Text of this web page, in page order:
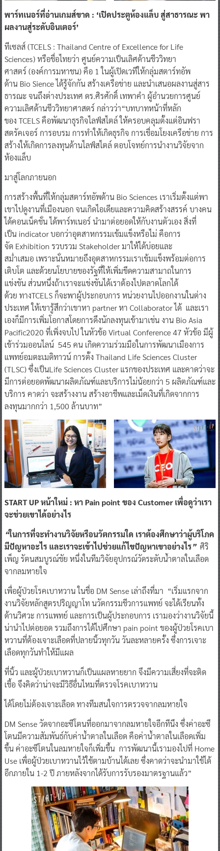
พาร์ทเนอร์ที่อ่านเกมส์ขาด : ‘เปิดประตูห้องแล็บสู่สาธารณะ พา
ผลงานสู่ระดับอินเตอร์’
ทีเซลส์ (TCELS : Thailand Centre of Excellence for Life
Sciences) หรือชื่อไทยว่า ศูนย์ความเป็นเลิศด้านชีววิทยา
ศาสตร์ (องค์การมหาชน) คือ 1 ในผู้เปิดเวทีให้กลุ่มสตาร์ทอัพ
ด้าน Bio Sience ได้รู้จักกัน สร้างเครือข่าย และนำเสนอผลงานสู่สาร
ธารณะ จนถึงต่างประเทศ ดร.ศิรศักดิ์ เทพาคำ ผู้อำนวยการศูนย์
ความเลิศด้านชีววิทยาศาสตร์ กล่าวว่า“บทบาทหน้าที่หลัก
ของ TCELS คือพัฒนาธุรกิจไลฟ์สไตล์ ให้ครอบคลุมตั้งแต่อินฟรา
สตรัคเจอร์ การอบรม การทำให้เกิดธุรกิจ การเชื่อมโยงเครือข่าย การ
สร้างให้เกิดการลงทุนด้านไลฟ์สไตล์ ตอบโจทย์การนำงานวิจัยจาก
ห้องแล็บ
มาสู่โลกภายนอก
การสร้างพื้นที่ให้กลุ่มสตาร์ทอัพด้าน Bio Sciences เราเริ่มตั้งแต่พา
เขาไปดูงานที่เมืองนอก จนเกิดไอเดียและความคิดสร้างสรรค์ บางคน
ได้คอนเน็คชั่น ได้พาร์ทเนอร์ นำมาต่อยอดให้กับงานตัวเอง สิ่งที่
เป็น indicator บอกว่าอุตสาหกรรมเข้มแข็งหรือไม่ คือการ
จัด Exhibition รวบรวม Stakeholder มาให้ได้บ่อยและ
สม่ำเสมอ เพราะนั่นหมายถึงอุตสาหกรรมเราเข้มแข็งพร้อมต่อการ
เติบโต และด้วยนโยบายของรัฐที่ให้เพิ่มขีดความสามาถในการ
แข่งขัน ส่วนหนึ่งถ้าเราจะแข่งขันได้เราต้องไปตลาดโลกได้
ด้วย ทางTCELS ก็จะพาผู้ประกอบการ หน่วยงานไปออกงานในต่าง
ประเทศ ให้เขารู้สึกว่าเขาหา partner หา Collaborator ได้ และเรา
เองก็มีการเพิ่มโอกาสโดยการดึงนักลงทุนเข้ามาเช่น งาน Bio Asia
Pacific2020 ที่เพิ่งจบไป ในหัวข้อ Virtual Conference 47 หัวข้อ มีผู้
เข้าร่วมออนไลน์ 545 คน เกิดความร่วมมือในการพัฒนาเมืองการ
แพทย์อมตะเมดิทาวน์ การตั้ง Thailand Life Sciences Cluster
(TLSC) ซึ่งเป็นLife Sciences Cluster แรกของประเทศ และคาดว่าจะ
มีการต่อยอดพัฒนาผลิตภัณฑ์และบริการไม่น้อยกว่า 5 ผลิตภัณฑ์และ
บริการ คาดว่า จะสร้างงาน สร้างอาชีพและเม็ดเงินที่เกิดจากการ
ลงทุนมากกว่า 1,500 ล้านบาท”
START UPหน้าใหม่ : หาPain pointของ Customerเพื่อดูว่าเรา
จะช่วยเขาได้อย่างไร
“ในการที่จะทำงานวิจัยหรือนวัตกรรมใด เราต้องศึกษาว่าผู้บริโภค
มีปัญหาอะไร และเราจะเข้าไปช่วยแก้ไขปัญหาเขาอย่างไร” ศิริ
เพ็ญ รัตนสมบูรณ์ชัย หนึ่งในทีมวิจัยอุปกรณ์วัดระดับน้ำตาลในเลือด
จากลมหายใจ
เพื่อผู้ป่วยโรคเบาหวาน ในชื่อ DM Sense เล่าถึงที่มา “เริ่มแรกจาก
งานวิจัยหลักสูตรปริญญาโท นวัตกรรมชีวการแพทย์ จะได้เรียนทั้ง
ด้านวิศวะ การแพทย์ และการเป็นผู้ประกอบการ เรามองว่างานวิจัยนี้
น่านำไปต่อยอด รวมถึงการได้ไปศึกษา pain point ของผู้ป่วยโรคเบา
หวานที่ต้องเจาะเลือดที่ปลายนิ้วทุกวัน วันละหลายครั้ง ซึ่งการเจาะ
เลือดทุกวันทำให้มีแผล
ที่นิ้ว และผู้ป่วยเบาหวานก็เป็นแผลหายยาก จึงมีความเสี่ยงที่จะติด
เชื้อ จึงคิดว่าน่าจะมีวิธีอื่นไหมที่ตรวจโรคเบาหวาน
ได้โดยไม่ต้องเจาะเลือด ทางทีมสนใจการตรวจจากลมหายใจ
DM Sense วัดจากอะซีโตนที่ออกมาจากลมหายใจอีกทีนึง ซึ่งค่าอะซี
โตนมีความสัมพันธ์กับค่าน้ำตาลในเลือด คือค่าน้ำตาลในเลือดเพิ่ม
ขึ้น ค่าอะซีโตนในลมหายใจก็เพิ่มขึ้น การพัฒนานี้เรามองไปที่ Home
Use เพื่อผู้ป่วยเบาหวานไว้ใช้ตามบ้านได้เลย ซึ่งคาดว่าจะนำมาใช้ได้
อีกภายใน 1-2 ปี ภายหลังจากได้รับการรับรองมาตรฐานแล้ว”